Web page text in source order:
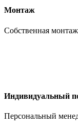
Монтаж
Собственная
Индивидуальный
Персональный